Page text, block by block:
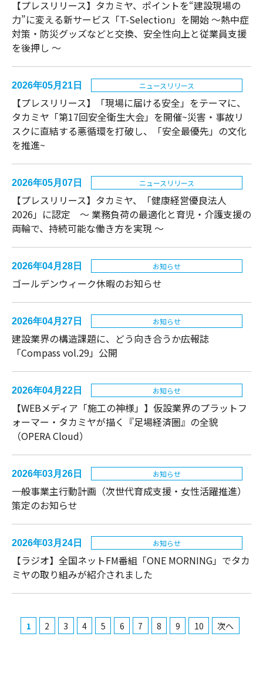
【プレスリリース】タカミヤ、ポイントを“建設現場の
力”に変える新サービス「T-Selection」を開始 ～熱中症
対策・防災グッズなどと交換、安全性向上と従業員支援
を後押し ～
2026年05月21日 ニュースリリース
【プレスリリース】「現場に届ける安全」をテーマに、
タカミヤ「第17回安全衛生大会」を開催~災害・事故リ
スクに直結する悪循環を打破し、「安全最優先」の文化
を推進~
2026年05月07日 ニュースリリース
【プレスリリース】タカミヤ、「健康経営優良法人
2026」に認定 〜 業務負荷の最適化と育児・介護支援の
両輪で、持続可能な働き方を実現 〜
2026年04月28日 お知らせ
ゴールデンウィーク休暇のお知らせ
2026年04月27日 お知らせ
建設業界の構造課題に、どう向き合うか――広報誌
「Compass vol.29」公開
2026年04月22日 お知らせ
【WEBメディア「施工の神様」】仮設業界のプラットフ
ォーマー・タカミヤが描く『足場経済圏』の全貌
（OPERA Cloud）
2026年03月26日 お知らせ
一般事業主行動計画（次世代育成支援・女性活躍推進）
策定のお知らせ
2026年03月24日 お知らせ
【ラジオ】全国ネットFM番組「ONE MORNING」でタカ
ミヤの取り組みが紹介されました
1 2 3 4 5 6 7 8 9 10 次へ